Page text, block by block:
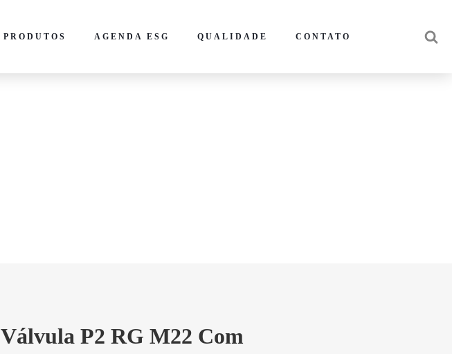
PRODUTOS AGENDA ESG QUALIDADE CONTATO
Válvula P2 RG M22 Com